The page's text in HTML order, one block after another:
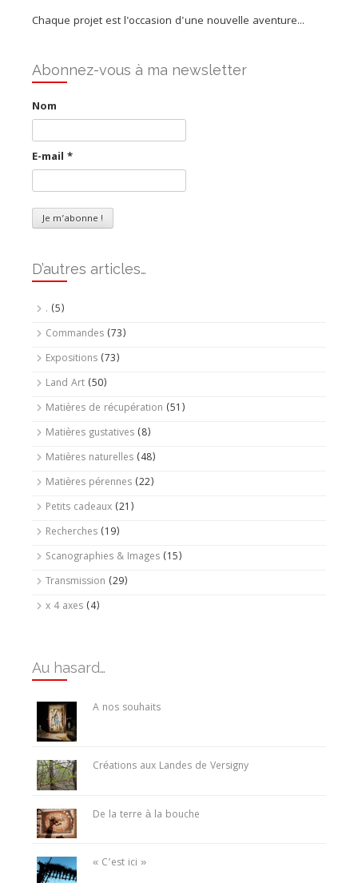
Chaque projet est l'occasion d'une nouvelle aventure...
Abonnez-vous à ma newsletter
Nom
E-mail *
D’autres articles…
. (5)
Commandes (73)
Expositions (73)
Land Art (50)
Matières de récupération (51)
Matières gustatives (8)
Matières naturelles (48)
Matières pérennes (22)
Petits cadeaux (21)
Recherches (19)
Scanographies & Images (15)
Transmission (29)
x 4 axes (4)
Au hasard…
A nos souhaits
Créations aux Landes de Versigny
De la terre à la bouche
« C’est ici »